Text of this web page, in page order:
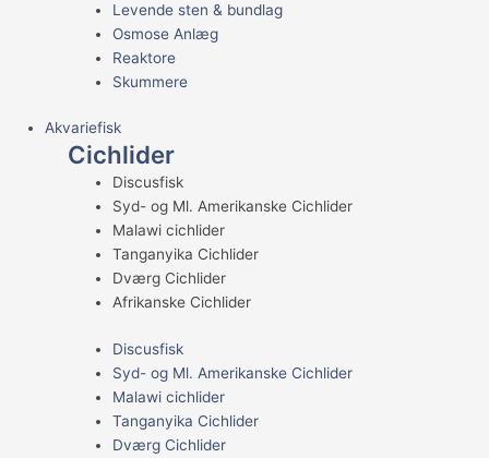
Levende sten & bundlag
Osmose Anlæg
Reaktore
Skummere
Akvariefisk
Cichlider
Discusfisk
Syd- og Ml. Amerikanske Cichlider
Malawi cichlider
Tanganyika Cichlider
Dværg Cichlider
Afrikanske Cichlider
Discusfisk
Syd- og Ml. Amerikanske Cichlider
Malawi cichlider
Tanganyika Cichlider
Dværg Cichlider